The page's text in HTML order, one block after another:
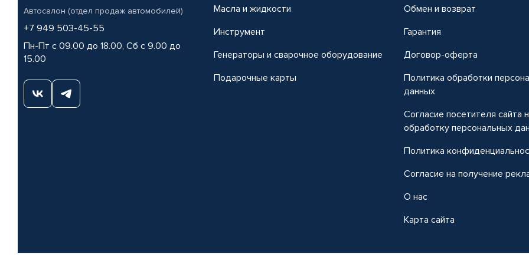
Автосалон (отдел продаж автомобилей)
+7 949 503-45-55
Пн-Пт с 09.00 до 18.00, Сб с 9.00 до
15.00
Масла и жидкости
Инструмент
Генераторы и сварочное оборудование
Подарочные карты
Обмен и возврат
Гарантия
Договор-оферта
Политика обработки
данных
Согласие посетителя сайта
обработку персональных
Политика
Согласие на получение
О нас
Карта сайта